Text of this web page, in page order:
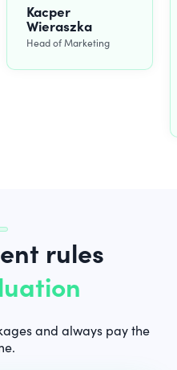
Kacper
Wieraszka
Head of Marketing
rules
and always pay the